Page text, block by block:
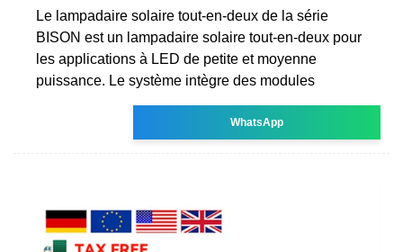
Le lampadaire solaire tout-en-deux de la série
BISON est un lampadaire solaire tout-en-deux pour
les applications à LED de petite et moyenne
puissance. Le système intègre des modules
WhatsApp